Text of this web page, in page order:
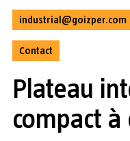
industrial@goizper.com
Contact
Plateau
compact